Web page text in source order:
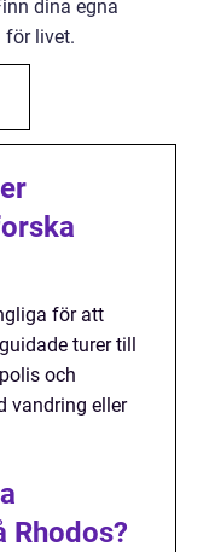
dina egna
för livet.
för att
turer till
och
vandring eller
Rhodos?